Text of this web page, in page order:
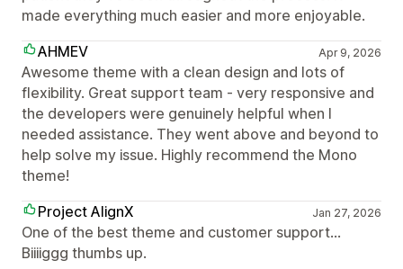
made everything much easier and more enjoyable.
AHMEV
Apr 9, 2026
Awesome theme with a clean design and lots of
flexibility. Great support team - very responsive and
the developers were genuinely helpful when I
needed assistance. They went above and beyond to
help solve my issue. Highly recommend the Mono
theme!
Project AlignX
Jan 27, 2026
One of the best theme and customer support...
Biiiiggg thumbs up.